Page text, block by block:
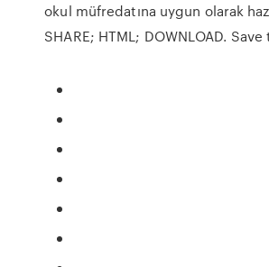
okul müfredatına uygun olarak
SHARE; HTML; DOWNLOAD. Save